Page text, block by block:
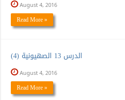
August 4, 2016
Read More »
الدرس 13 الصهيونية (4)
August 4, 2016
Read More »